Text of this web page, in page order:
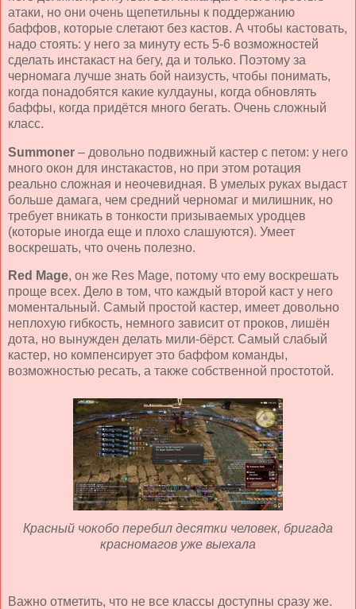
атаки, но они очень щепетильны к поддержанию
баффов, которые слетают без кастов. А чтобы кастовать,
надо стоять: у него за минуту есть 5-6 возможностей
сделать инстакаст на бегу, да и только. Поэтому за
черномага лучше знать бой наизусть, чтобы понимать,
когда понадобятся какие кулдауны, когда обновлять
баффы, когда придётся много бегать. Очень сложный
класс.
Summoner – довольно подвижный кастер с петом: у него
много окон для инстакастов, но при этом ротация
реально сложная и неочевидная. В умелых руках выдаст
больше дамага, чем средний черномаг и милишник, но
требует вникать в тонкости призываемых уродцев
(которые иногда еще и плохо слашуются). Умеет
воскрешать, что очень полезно.
Red Mage, он же Res Mage, потому что ему воскрешать
проще всех. Дело в том, что каждый второй каст у него
моментальный. Самый простой кастер, имеет довольно
неплохую гибкость, немного зависит от проков, лишён
дота, но вынужден делать мили-бёрст. Самый слабый
кастер, но компенсирует это баффом команды,
возможностью ресать, а также собственной простотой.
Красный чокобо перебил десятки человек, бригада
красномагов уже выехала
Важно отметить, что не все классы доступны сразу же.